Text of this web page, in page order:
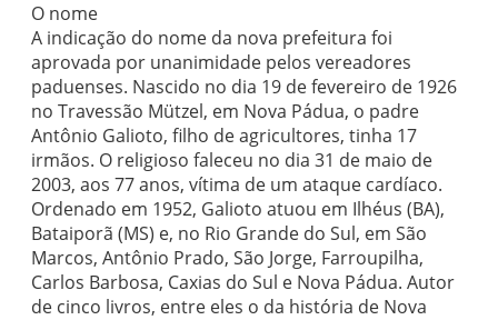
O nome
A indicação do nome da nova prefeitura foi
aprovada por unanimidade pelos vereadores
paduenses. Nascido no dia 19 de fevereiro de 1926
no Travessão Mützel, em Nova Pádua, o padre
Antônio Galioto, filho de agricultores, tinha 17
irmãos. O religioso faleceu no dia 31 de maio de
2003, aos 77 anos, vítima de um ataque cardíaco.
Ordenado em 1952, Galioto atuou em Ilhéus (BA),
Bataiporã (MS) e, no Rio Grande do Sul, em São
Marcos, Antônio Prado, São Jorge, Farroupilha,
Carlos Barbosa, Caxias do Sul e Nova Pádua. Autor
de cinco livros, entre eles o da história de Nova